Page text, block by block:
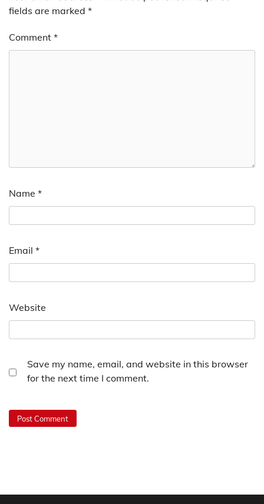
fields are marked *
Comment *
Name *
Email *
Website
Save my name, email, and website in this browser
for the next time I comment.